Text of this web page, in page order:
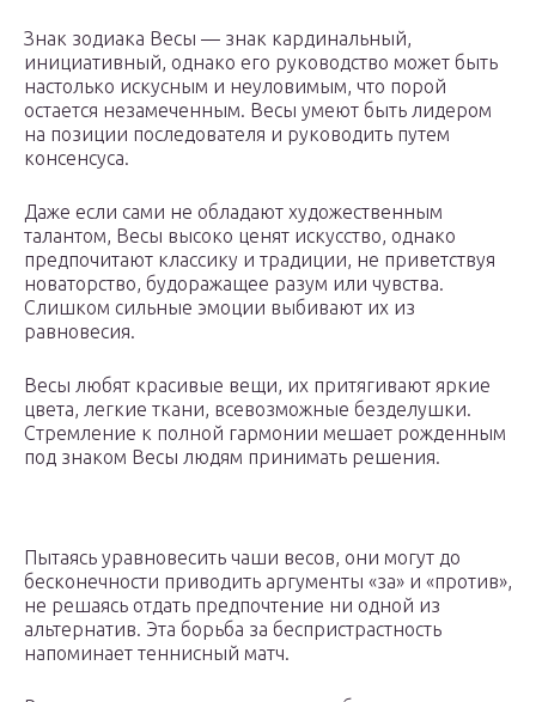
Знак зодиака Весы — знак кардинальный,
инициативный, однако его руководство может быть
настолько искусным и неуловимым, что порой
остается незамеченным. Весы умеют быть лидером
на позиции последователя и руководить путем
консенсуса.
Даже если сами не обладают художественным
талантом, Весы высоко ценят искусство, однако
предпочитают классику и традиции, не приветствуя
новаторство, будоражащее разум или чувства.
Слишком сильные эмоции выбивают их из
равновесия.
Весы любят красивые вещи, их притягивают яркие
цвета, легкие ткани, всевозможные безделушки.
Стремление к полной гармонии мешает рожденным
под знаком Весы людям принимать решения.
Пытаясь уравновесить чаши весов, они могут до
бесконечности приводить аргументы «за» и «против»,
не решаясь отдать предпочтение ни одной из
альтернатив. Эта борьба за беспристрастность
напоминает теннисный матч.